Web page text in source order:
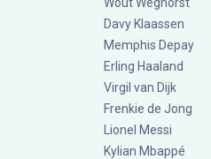
Davy Klaassen
Memphis Depay
Erling Haaland
Virgil van Dijk
Frenkie de Jong
Lionel Messi
Kylian Mbappé